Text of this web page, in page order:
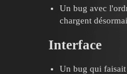
Un bug avec
chargent
Interface
Un bug qui faisait